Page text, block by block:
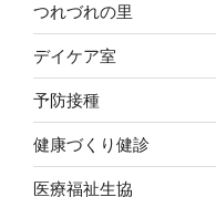
つれづれの里
デイケア室
予防接種
健康づくり健診
医療福祉生協